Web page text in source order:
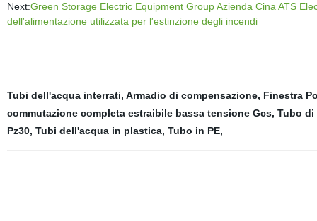
Next:Green Storage Electric Equipment Group Azienda Cina ATS
dell′alimentazione utilizzata per l′estinzione degli incendi
Tubi dell'acqua interrati, Armadio di compensazione, Finestra
commutazione completa estraibile bassa tensione Gcs, Tubo di
Pz30, Tubi dell'acqua in plastica, Tubo in PE,